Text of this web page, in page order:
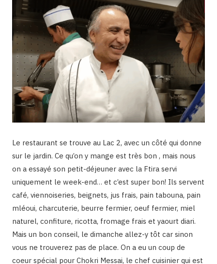
Le restaurant se trouve au Lac 2, avec un côté qui donne
sur le jardin. Ce qu’on y mange est très bon , mais nous
on a essayé son petit-déjeuner avec la Ftira servi
uniquement le week-end… et c’est super bon! Ils servent
café, viennoiseries, beignets, jus frais, pain tabouna, pain
mléoui, charcuterie, beurre fermier, oeuf fermier, miel
naturel, confiture, ricotta, fromage frais et yaourt diari.
Mais un bon conseil, le dimanche allez-y tôt car sinon
vous ne trouverez pas de place. On a eu un coup de
coeur spécial pour Chokri Messai, le chef cuisinier qui est